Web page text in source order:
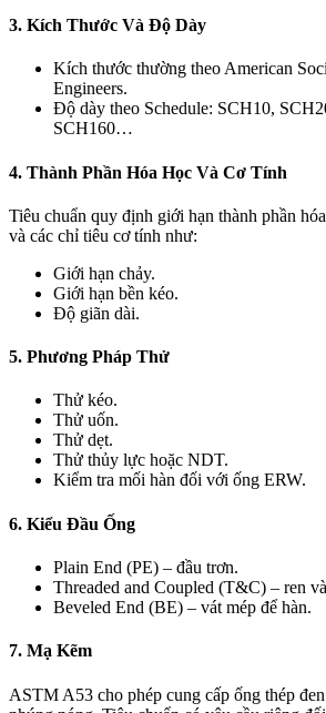
3. Kích Thước Và Độ Dày
Kích thước thường theo American
Engineers.
Độ dày theo Schedule: SCH10,
SCH160…
4. Thành Phần Hóa Học Và Cơ Tính
Tiêu chuẩn quy định giới hạn thành phần
và các chỉ tiêu cơ tính như:
Giới hạn chảy.
Giới hạn bền kéo.
Độ giãn dài.
5. Phương Pháp Thử
Thử kéo.
Thử uốn.
Thử dẹt.
Thử thủy lực hoặc NDT.
Kiểm tra mối hàn đối với ống ERW.
6. Kiểu Đầu Ống
Plain End (PE) – đầu trơn.
Threaded and Coupled (T&C) – ren
Beveled End (BE) – vát mép để hàn.
7. Mạ Kẽm
ASTM A53 cho phép cung cấp ống thép